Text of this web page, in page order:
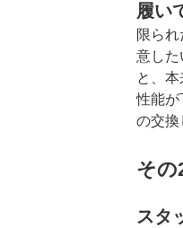
履い
限ら
意した
と、
性能が
の交換
その
スタ